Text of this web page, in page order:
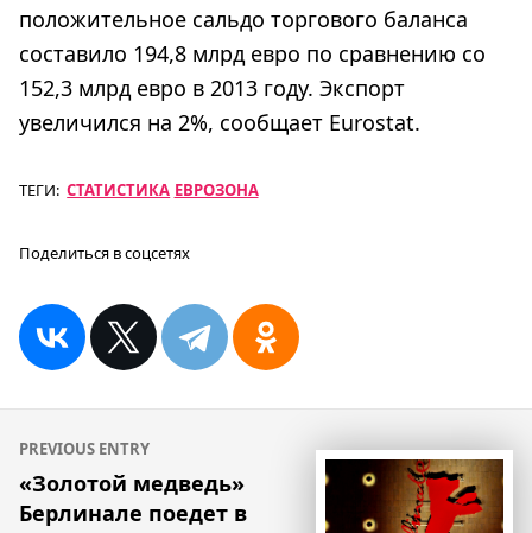
положительное сальдо торгового баланса
составило 194,8 млрд евро по сравнению со
152,3 млрд евро в 2013 году. Экспорт
увеличился на 2%, сообщает Eurostat.
ТЕГИ: СТАТИСТИКА ЕВРОЗОНА
Поделиться в соцсетях
Навигация
по
PREVIOUS ENTRY
«Золотой медведь»
Берлинале поедет в